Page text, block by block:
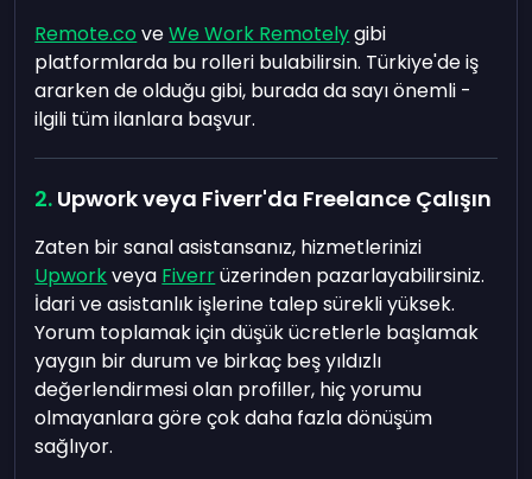
Remote.co veWe Work Remotelygibi
platformlarda bu rolleri bulabilirsin. Türkiye'de iş
ararken de olduğu gibi, burada da sayı önemli -
ilgili tüm ilanlara başvur.
Upwork veya Fiverr'da Freelance Çalışın
Zaten bir sanal asistansanız, hizmetlerinizi
Upworkveya Fiverrüzerinden pazarlayabilirsiniz.
İdari ve asistanlık işlerine talep sürekli yüksek.
Yorum toplamak için düşük ücretlerle başlamak
yaygın bir durum ve birkaç beş yıldızlı
değerlendirmesi olan profiller, hiç yorumu
olmayanlara göre çok daha fazla dönüşüm
sağlıyor.